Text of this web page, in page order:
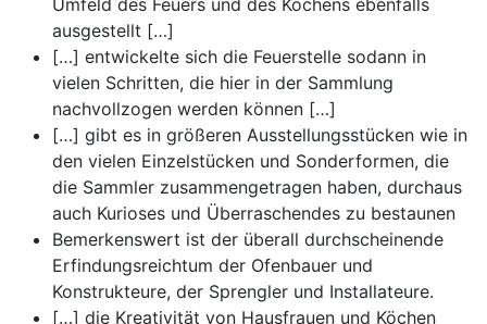
Umfeld des Feuers und des Kochens ebenfalls
ausgestellt […]
[…] entwickelte sich die Feuerstelle sodann in
vielen Schritten, die hier in der Sammlung
nachvollzogen werden können […]
[…] gibt es in größeren Ausstellungsstücken wie in
den vielen Einzelstücken und Sonderformen, die
die Sammler zusammengetragen haben, durchaus
auch Kurioses und Überraschendes zu bestaunen
Bemerkenswert ist der überall durchscheinende
Erfindungsreichtum der Ofenbauer und
Konstrukteure, der Sprengler und Installateure.
[…] die Kreativität von Hausfrauen und Köchen